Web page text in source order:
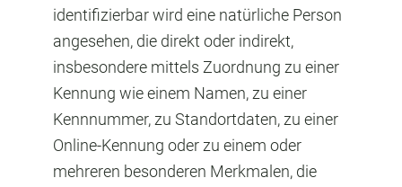
identifizierbar wird eine natürliche Person
angesehen, die direkt oder indirekt,
insbesondere mittels Zuordnung zu einer
Kennung wie einem Namen, zu einer
Kennnummer, zu Standortdaten, zu einer
Online-Kennung oder zu einem oder
mehreren besonderen Merkmalen, die